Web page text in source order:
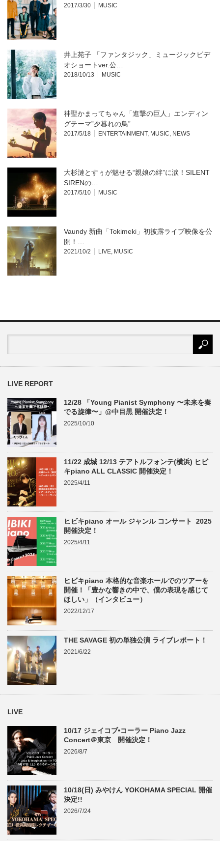
2017/3/30 MUSIC
井上苑子 「ファンタジック」ミュージックビデ
オショートver.公…
2018/10/13 MUSIC
神聖かまってちゃん「進撃の巨人」エンディン
グテーマ”夕暮れの鳥”…
2017/5/18 ENTERTAINMENT, MUSIC, NEWS
大杉漣とすぅが魅せる“親娘の絆”に涙！SILENT
SIRENの…
2017/5/10 MUSIC
Vaundy 新曲「Tokimeki」初披露ライブ映像を公
開！…
2021/10/2 LIVE, MUSIC
LIVE REPORT
12/28 「Young Pianist Symphony 〜未来を奏
でる旋律〜」@中目黒 開催決定！
2025/10/10
11/22 成城 12/13 テアトルフォンテ(横浜) ヒビ
キpiano ALL CLASSIC 開催決定！
2025/4/11
ヒビキpiano オール ジャンル コンサート 2025
開催決定！
2025/4/11
ヒビキpiano 本格的な音楽ホールでのツアーを
開催！「豊かな響きの中で、僕の表現を感じて
ほしい」（インタビュー）
2022/12/17
THE SAVAGE 初の単独公演 ライブレポート！
2021/6/22
LIVE
10/17 ジェイコブ•コーラー Piano Jazz
Concert＠東京 開催決定！
2026/8/7
10/18(日) みやけん YOKOHAMA SPECIAL 開催
決定!!
2026/7/24